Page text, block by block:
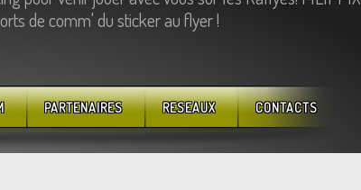
de comm' du sticker au flyer !
PARTENAIRES RESEAUX CONTACTS